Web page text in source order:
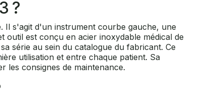
?
Il s'agit d'un instrument courbe gauche, une
outil est conçu en acier inoxydable médical de
série au sein du catalogue du fabricant. Ce
utilisation et entre chaque patient. Sa
les consignes de maintenance.